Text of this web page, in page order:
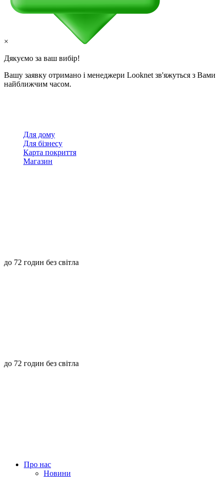
×
Дякуємо за ваш вибір!
Вашу заявку отримано і менеджери Looknet зв'яжуться з Вами
найближчим часом.
Для дому
Для бізнесу
Карта покриття
Магазин
до 72 годин без світла
до 72 годин без світла
Про нас
Новини